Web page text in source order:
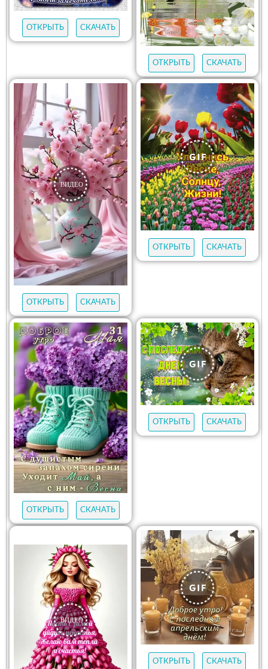
ОТКРЫТЬ СКАЧАТЬ
ОТКРЫТЬ СКАЧАТЬ
ОТКРЫТЬ СКАЧАТЬ
ОТКРЫТЬ СКАЧАТЬ
ОТКРЫТЬ СКАЧАТЬ
ОТКРЫТЬ СКАЧАТЬ
ОТКРЫТЬ СКАЧАТЬ